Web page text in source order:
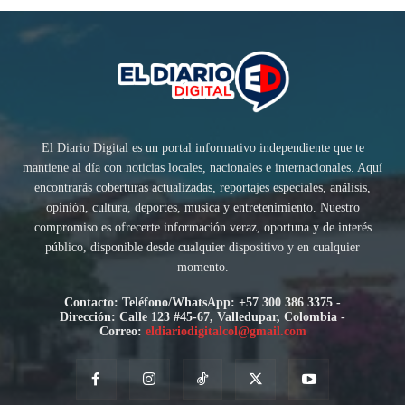
El Diario Digital es un portal informativo independiente que te
mantiene al día con noticias locales, nacionales e internacionales. Aquí
encontrarás coberturas actualizadas, reportajes especiales, análisis,
opinión, cultura, deportes, musica y entretenimiento. Nuestro
compromiso es ofrecerte información veraz, oportuna y de interés
público, disponible desde cualquier dispositivo y en cualquier
momento.
Contacto: Teléfono/WhatsApp: +57 300 386 3375 -
Dirección: Calle 123 #45-67, Valledupar, Colombia -
Correo: eldiariodigitalcol@gmail.com